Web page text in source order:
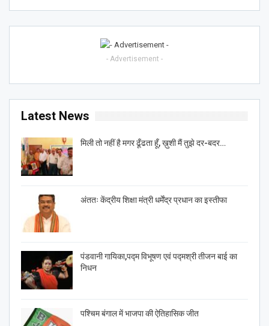
- Advertisement -
Latest News
मिली तो नहीं है मगर ढूँढता हूँ, ख़ुशी मैं तुझे दर-बदर…
अंततः केंद्रीय शिक्षा मंत्री धर्मेंद्र प्रधान का इस्तीफा
पंडवानी गायिका,पद्म विभूषण एवं पद्मश्री तीजन बाई का
निधन
पश्चिम बंगाल में भाजपा की ऐतिहासिक जीत